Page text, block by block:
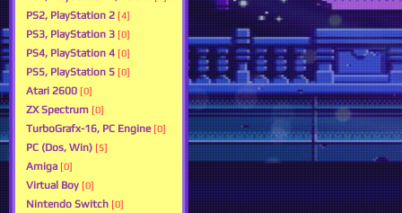
PS2, PlayStation 2 [4]
PS3, PlayStation 3 [0]
PS4, PlayStation 4 [0]
PS5, PlayStation 5 [0]
Atari 2600 [0]
ZX Spectrum [0]
TurboGrafx-16, PC Engine [0]
PC (Dos, Win) [5]
Amiga [0]
Virtual Boy [0]
Nintendo Switch [0]